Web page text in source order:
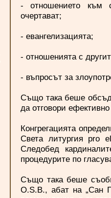
- отношението към
очертават;
- евангелизацията;
- отношенията с
- въпросът за
Също така беше
да отговори
Конгрегацията
Света литургия pro
Следобед
процедурите по
Също така беше
O.S.B., абат на „Сан